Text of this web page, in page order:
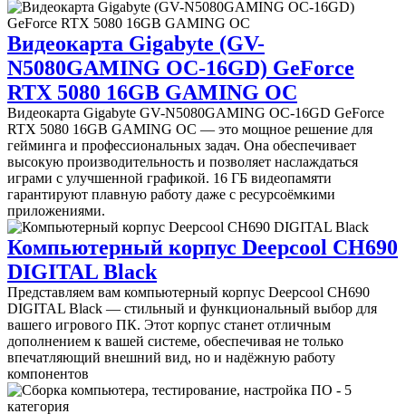
Видеокарта Gigabyte (GV-
N5080GAMING OC-16GD) GeForce
RTX 5080 16GB GAMING OC
Видеокарта Gigabyte GV-N5080GAMING OC-16GD GeForce
RTX 5080 16GB GAMING OC — это мощное решение для
гейминга и профессиональных задач. Она обеспечивает
высокую производительность и позволяет наслаждаться
играми с улучшенной графикой. 16 ГБ видеопамяти
гарантируют плавную работу даже с ресурсоёмкими
приложениями.
Компьютерный корпус Deepcool CH690
DIGITAL Black
Представляем вам компьютерный корпус Deepcool CH690
DIGITAL Black — стильный и функциональный выбор для
вашего игрового ПК. Этот корпус станет отличным
дополнением к вашей системе, обеспечивая не только
впечатляющий внешний вид, но и надёжную работу
компонентов